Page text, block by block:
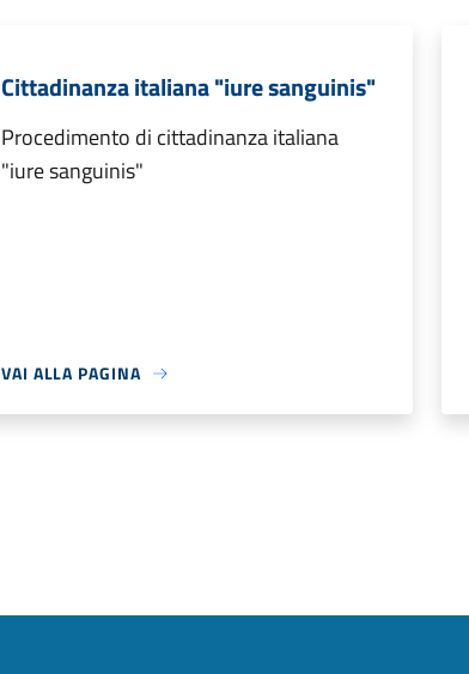
Cittadinanza italiana "iure sanguinis"
Procedimento di cittadinanza italiana
"iure sanguinis"
VAI ALLA PAGINA